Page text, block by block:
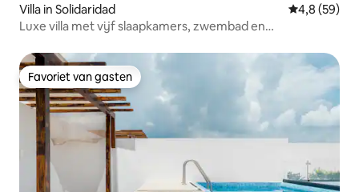
Villa in Solidaridad Gemiddelde
4,8 (59)
Luxe villa met vijf slaapkamers, zwembad en
Favoriet van gasten
Favoriet van gasten